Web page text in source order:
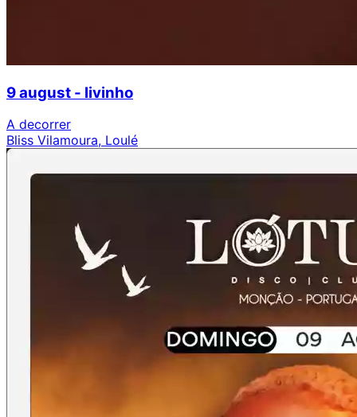
9 august - livinho
A decorrer
Bliss Vilamoura, Loulé